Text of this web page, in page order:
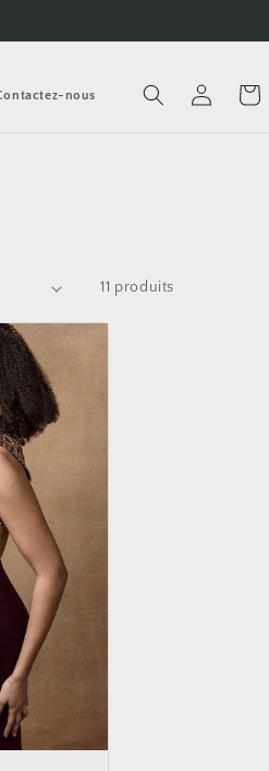
nous Connexion
11 produits